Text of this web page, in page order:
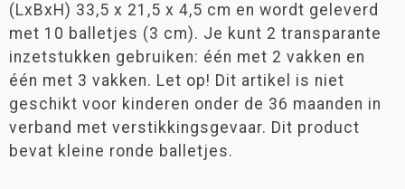
(LxBxH) 33,5 x 21,5 x 4,5 cm en wordt geleverd
met 10 balletjes (3 cm). Je kunt 2 transparante
inzetstukken gebruiken: één met 2 vakken en
één met 3 vakken. Let op! Dit artikel is niet
geschikt voor kinderen onder de 36 maanden in
verband met verstikkingsgevaar. Dit product
bevat kleine ronde balletjes.